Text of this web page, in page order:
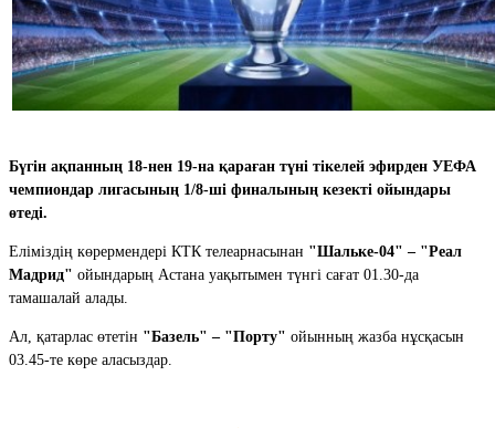
Бүгін ақпанның 18-нен 19-на қараған түні тікелей эфирден УЕФА
чемпиондар лигасының 1/8-ші финалының кезекті ойындары
өтеді.
Еліміздің көрермендері КТК телеарнасынан "Шальке-04" – "Реал
Мадрид" ойындарың Астана уақытымен түнгі сағат 01.30-да
тамашалай алады.
Ал, қатарлас өтетін "Базель" – "Порту" ойынның жазба нұсқасын
03.45-те көре аласыздар.